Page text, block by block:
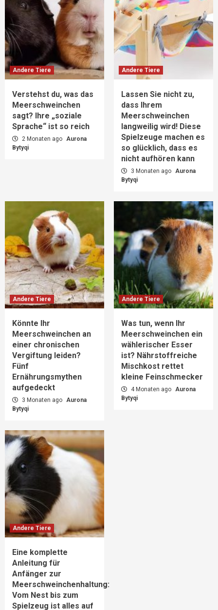
Andere Tiere
Verstehst du, was das
Meerschweinchen
sagt? Ihre „soziale
Sprache“ ist so reich
2 Monaten ago Aurona
Bytyqi
Andere Tiere
Lassen Sie nicht zu,
dass Ihrem
Meerschweinchen
langweilig wird! Diese
Spielzeuge machen es
so glücklich, dass es
nicht aufhören kann
3 Monaten ago Aurona
Bytyqi
Andere Tiere
Könnte Ihr
Meerschweinchen an
einer chronischen
Vergiftung leiden?
Fünf
Ernährungsmythen
aufgedeckt
3 Monaten ago Aurona
Bytyqi
Andere Tiere
Was tun, wenn Ihr
Meerschweinchen ein
wählerischer Esser
ist? Nährstoffreiche
Mischkost rettet
kleine Feinschmecker
4 Monaten ago Aurona
Bytyqi
Andere Tiere
Eine komplette
Anleitung für
Anfänger zur
Meerschweinchenhaltung:
Vom Nest bis zum
Spielzeug ist alles auf